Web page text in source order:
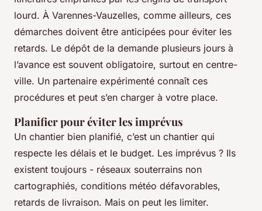
lourd. À Varennes-Vauzelles, comme ailleurs, ces
démarches doivent être anticipées pour éviter les
retards. Le dépôt de la demande plusieurs jours à
l’avance est souvent obligatoire, surtout en centre-
ville. Un partenaire expérimenté connaît ces
procédures et peut s’en charger à votre place.
Planifier pour éviter les imprévus
Un chantier bien planifié, c’est un chantier qui
respecte les délais et le budget. Les imprévus ? Ils
existent toujours - réseaux souterrains non
cartographiés, conditions météo défavorables,
retards de livraison. Mais on peut les limiter.